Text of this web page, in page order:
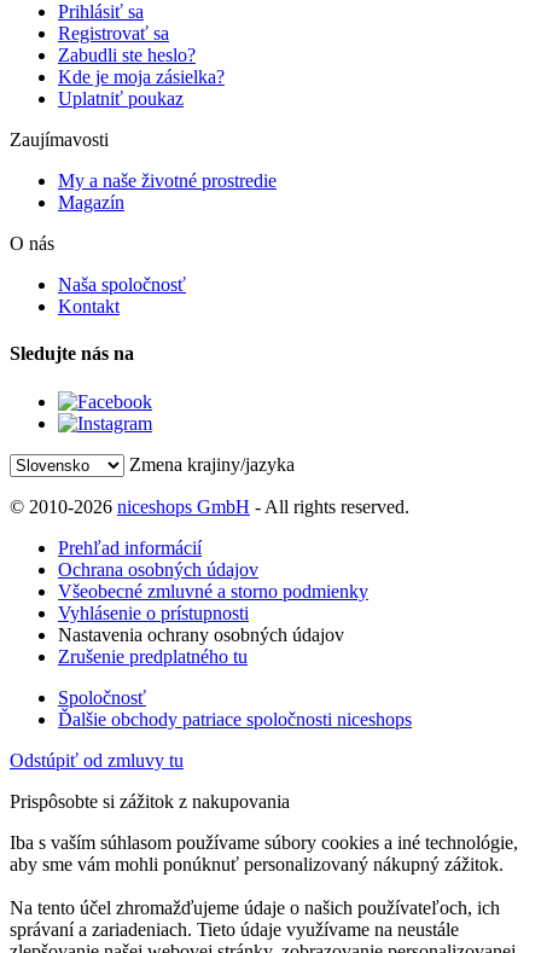
Prihlásiť sa
Registrovať sa
Zabudli ste heslo?
Kde je moja zásielka?
Uplatniť poukaz
Zaujímavosti
My a naše životné prostredie
Magazín
O nás
Naša spoločnosť
Kontakt
Sledujte nás na
Zmena krajiny/jazyka
© 2010-2026 niceshops GmbH - All rights reserved.
Prehľad informácií
Ochrana osobných údajov
Všeobecné zmluvné a storno podmienky
Vyhlásenie o prístupnosti
Nastavenia ochrany osobných údajov
Zrušenie predplatného tu
Spoločnosť
Ďalšie obchody patriace spoločnosti niceshops
Odstúpiť od zmluvy tu
Prispôsobte si zážitok z nakupovania
Iba s vaším súhlasom používame súbory cookies a iné technológie,
aby sme vám mohli ponúknuť personalizovaný nákupný zážitok.
Na tento účel zhromažďujeme údaje o našich používateľoch, ich
správaní a zariadeniach. Tieto údaje využívame na neustále